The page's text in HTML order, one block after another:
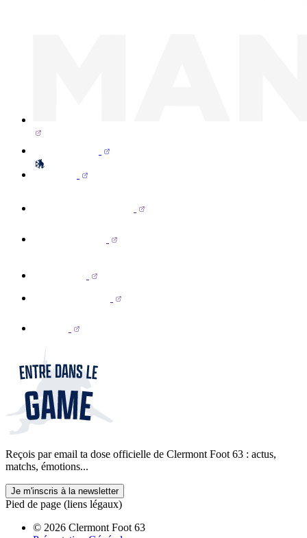
Reçois par email ta dose officielle de Clermont Foot 63 : actus,
matchs, émotions...
Je m'inscris à la newsletter
Pied de page (liens légaux)
© 2026 Clermont Foot 63